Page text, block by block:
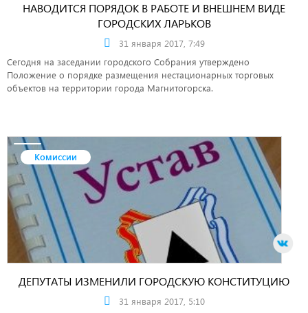
НАВОДИТСЯ ПОРЯДОК В РАБОТЕ И ВНЕШНЕМ ВИДЕ
ГОРОДСКИХ ЛАРЬКОВ
31 января 2017, 7:49
Сегодня на заседании городского Собрания утверждено
Положение о порядке размещения нестационарных торговых
объектов на территории города Магнитогорска.
Комиссии
ДЕПУТАТЫ ИЗМЕНИЛИ ГОРОДСКУЮ КОНСТИТУЦИЮ
31 января 2017, 5:10